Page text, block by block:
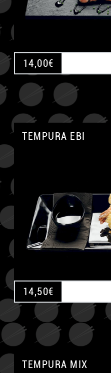
14,00€
TEMPURA EBI
14,50€
TEMPURA MIX